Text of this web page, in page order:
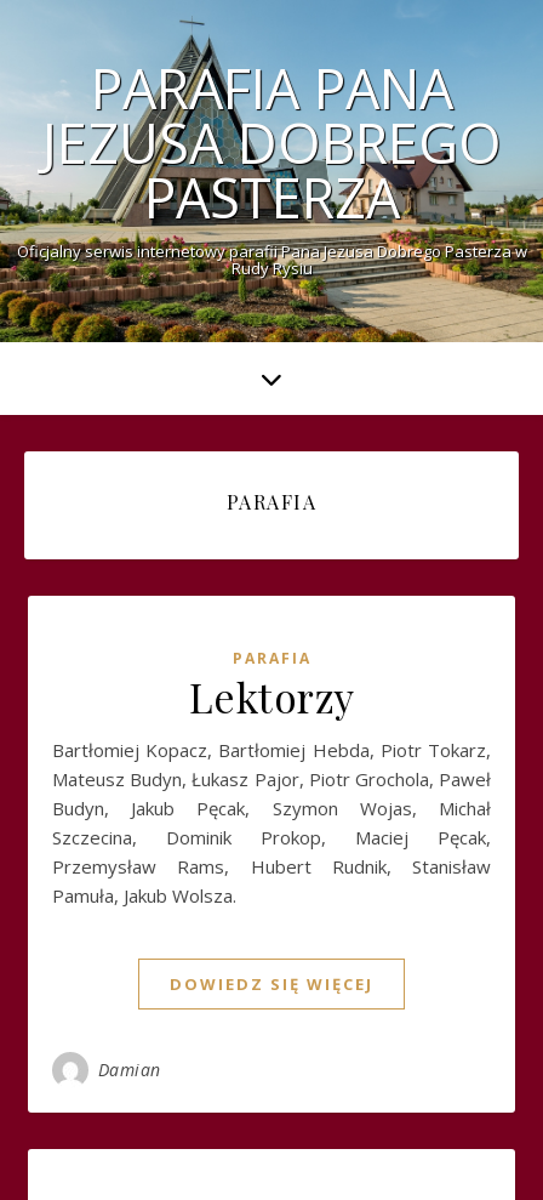
PARAFIA PANA
JEZUSA DOBREGO
PASTERZA
Oficjalny serwis internetowy parafii Pana Jezusa Dobrego Pasterza w
Rudy Rysiu
PARAFIA
PARAFIA
Lektorzy
Bartłomiej Kopacz, Bartłomiej Hebda, Piotr Tokarz,
Mateusz Budyn, Łukasz Pajor, Piotr Grochola, Paweł
Budyn, Jakub Pęcak, Szymon Wojas, Michał
Szczecina, Dominik Prokop, Maciej Pęcak,
Przemysław Rams, Hubert Rudnik, Stanisław
Pamuła, Jakub Wolsza.
DOWIEDZ SIĘ WIĘCEJ
Damian